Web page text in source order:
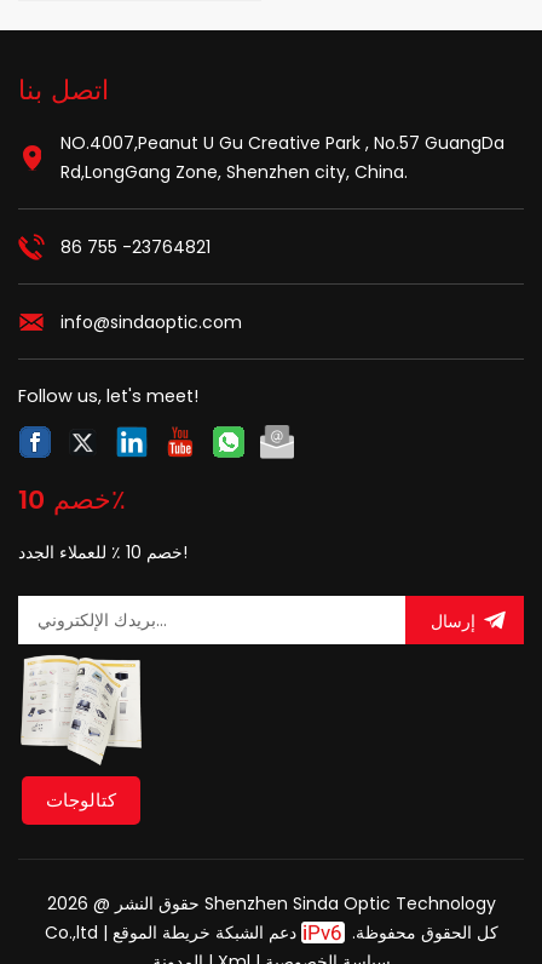
اتصل بنا
NO.4007,Peanut U Gu Creative Park , No.57 GuangDa
Rd,LongGang Zone, Shenzhen city, China.
86 755 -23764821
info@sindaoptic.com
Follow us, let's meet!
خصم 10٪
خصم 10 ٪ للعملاء الجدد!
إرسال
كتالوجات
حقوق النشر @ 2026 Shenzhen Sinda Optic Technology
Co.,ltd كل الحقوق محفوظة.
دعم الشبكة خريطة الموقع |